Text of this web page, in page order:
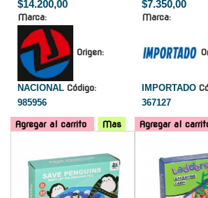
$14.200,00
Marca:
Origen:
NACIONAL Código:
985956
Agregar al carrito Mas
$7.350,00
Marca:
IMPORTADO
367127
Agregar al